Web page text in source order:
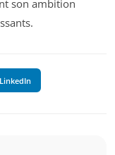
son ambition
LinkedIn